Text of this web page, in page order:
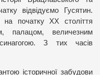
відвідуємо Гусятин.
на початку ХХ століття
палацом, величезним
З тих часів
історичної забудови